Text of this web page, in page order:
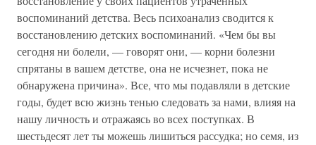
воспоминаний детства. Весь психоанализ сводится к
восстановлению детских воспоминаний. «Чем бы вы
сегодня ни болели, — говорят они, — корни болезни
спрятаны в вашем детстве, она не исчезнет, пока не
обнаружена причина». Все, что мы подавляли в детские
годы, будет всю жизнь тенью следовать за нами, влияя на
нашу личность и отражаясь во всех поступках. В
шестьдесят лет ты можешь лишиться рассудка; но семя, из